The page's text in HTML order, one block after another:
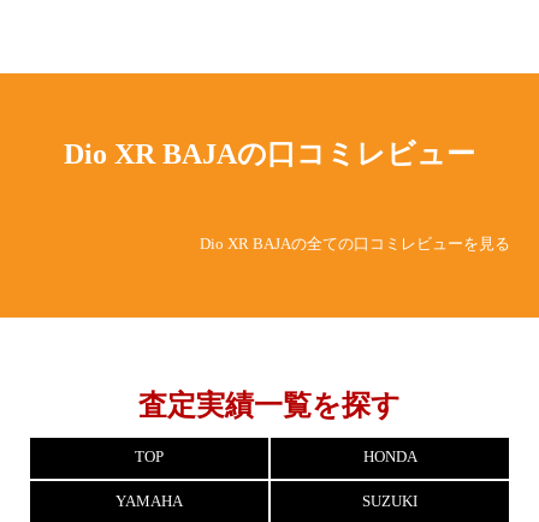
Dio XR BAJAの 口コミレビュー
Dio XR BAJAの全ての口コミレビューを見る
査定実績一覧を探す
TOP HONDA
YAMAHA SUZUKI